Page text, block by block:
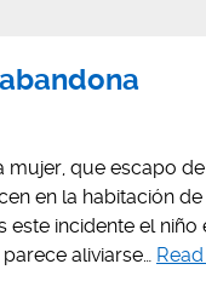
mujer, que escapo
en la habitación de
incidente el niño
aliviarse…